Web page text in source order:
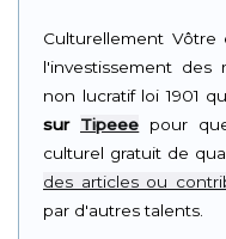
Culturellement
l'investissement des
non lucratif loi 1901
sur Tipeee pour
culturel gratuit de
des articles ou
par d'autres talents.